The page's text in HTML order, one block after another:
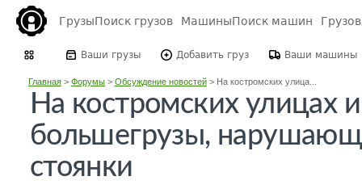
ГрузыПоиск грузов МашиныПоиск машин
Ваши грузы Добавить груз Ваши машины
Главная> Форумы> Обсуждение новостей> На костромских улица...
На костромских улицах
большегрузы,
стоянки